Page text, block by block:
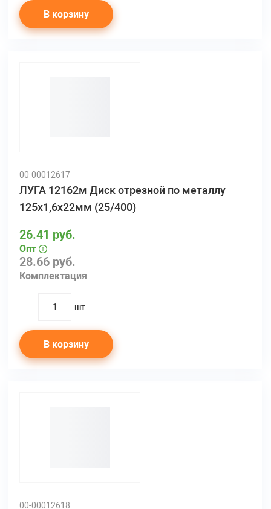
В корзину
00-00012617
ЛУГА 12162м Диск отрезной по металлу
125х1,6х22мм (25/400)
28.66 руб.
Комплектация
26.41 руб.
Опт
quantity
шт
В корзину
00-00012618